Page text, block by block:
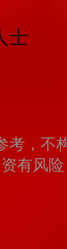
士
考，不
资有风